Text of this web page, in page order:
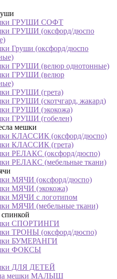
ГРУШИ СОФТ
ГРУШИ (оксфорд/дюспо
Груши (оксфорд/дюспо
ГРУШИ (велюр однотонные)
ГРУШИ (велюр
ГРУШИ (грета)
ГРУШИ (скотчгард, жакард)
ГРУШИ (экокожа)
ГРУШИ (гобелен)
мешки
КЛАССИК (оксфорд/дюспо)
КЛАССИК (грета)
РЕЛАКС (оксфорд/дюспо)
РЕЛАКС (мебельные ткани)
МЯЧИ (оксфорд/дюспо)
МЯЧИ (экокожа)
МЯЧИ с логотипом
МЯЧИ (мебельные ткани)
СПОРТИНГИ
ТРОНЫ (оксфорд/дюспо)
БУМЕРАНГИ
ФОКСЫ
ДЛЯ ДЕТЕЙ
мешки МАЛЫШ